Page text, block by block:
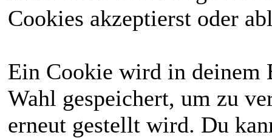
Cookies akzeptierst oder
Ein Cookie wird in deinem
Wahl gespeichert, um zu
erneut gestellt wird. Du